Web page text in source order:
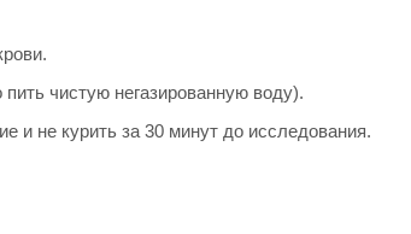
чистую негазированную воду).
и не курить за 30 минут до исследования.